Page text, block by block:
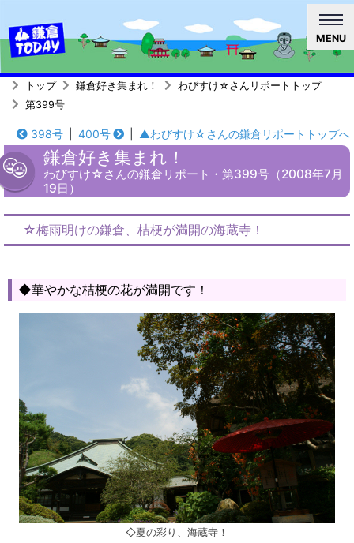
MENU
トップ 鎌倉好き集まれ！
わびすけ☆さんリポートトップ
第399号
398号 400号 ▲わびすけ☆さんの鎌倉リポートトップへ
鎌倉好き集まれ！
わびすけ☆さんの鎌倉リポート・第399号（2008年7月
19日）
☆梅雨明けの鎌倉、桔梗が満開の海蔵寺！
◆華やかな桔梗の花が満開です！
◇夏の彩り、海蔵寺！